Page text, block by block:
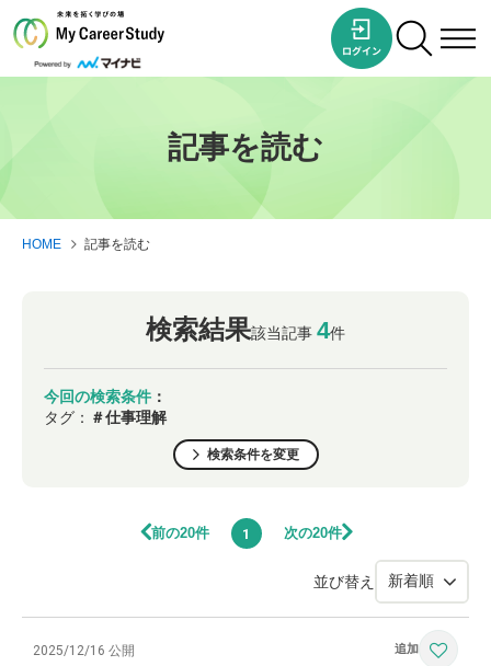
記事を読む
HOME 記事を読む
検索結果該当記事 4件
今回の検索条件 ：
タグ： ＃仕事理解
検索条件を変更
前の20件 1 次の20件
並び替え
2025/12/16 公開